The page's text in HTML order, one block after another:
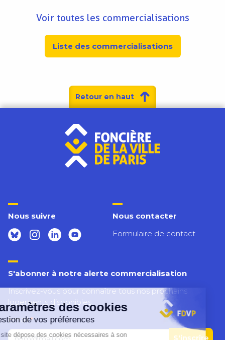
Voir toutes les commercialisations
Liste des commercialisations
Nous suivre
Nous contacter
Formulaire de contact
S'abonner à notre alerte commercialisation
Inscrivez-vous pour connaître tous nos prochains
logements disponibles.
Inscription
alertes
Email*
S'inscrire
Retour en haut